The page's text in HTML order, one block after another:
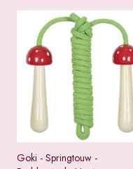
Goki - Springtouw -